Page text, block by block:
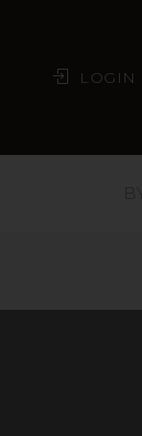
LOGIN